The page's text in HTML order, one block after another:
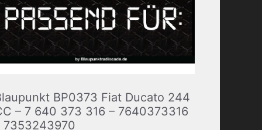
BP0373 Fiat Ducato 244
– 7 640 373 316 – 7640373316
7353243970